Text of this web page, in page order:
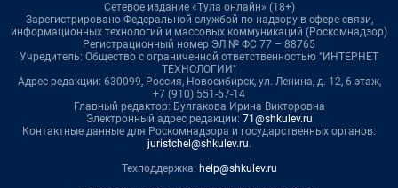
Сетевое издание «Тула онлайн» (18+)
Зарегистрировано Федеральной службой по надзору в сфере связи,
информационных технологий и массовых коммуникаций (Роскомнадзор)
Регистрационный номер ЭЛ № ФС 77 – 88765
Учредитель: Общество с ограниченной ответственностью "ИНТЕРНЕТ
ТЕХНОЛОГИИ"
Адрес редакции: 630099, Россия, Новосибирск, ул. Ленина, д. 12, 6 этаж,
+7 (910) 551-57-14
Главный редактор: Булгакова Ирина Викторовна
Электронный адрес редакции: 71@shkulev.ru
Контактные данные для Роскомнадзора и государственных органов:
juristchel@shkulev.ru.
Техподдержка: help@shkulev.ru